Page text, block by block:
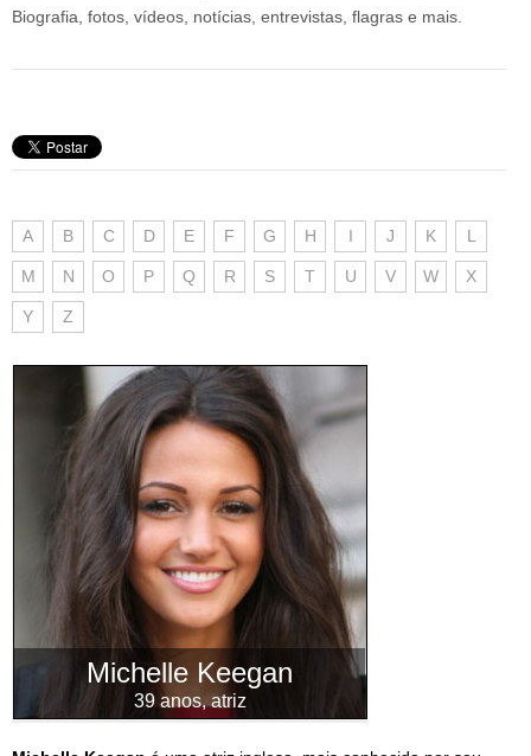
Biografia, fotos, vídeos, notícias, entrevistas, flagras e mais.
A B C D E F G H I J K L
M N O P Q R S T U V W X
Y Z
Michelle Keegan
39 anos, atriz